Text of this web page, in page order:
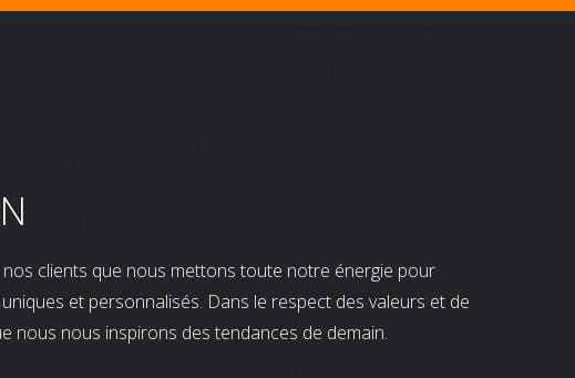
nos clients que nous mettons toute notre énergie pour
et personnalisés. Dans le respect des valeurs et de
nous nous inspirons des tendances de demain.